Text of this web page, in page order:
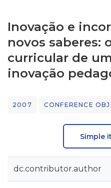
Statistics
Inovação e
novos saberes:
curricular de
inovação
2007 CONFERENCE
Simple
dc.contributor.author